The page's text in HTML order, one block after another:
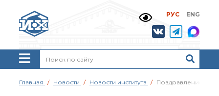
РУС ENG
Жизнь и выдающиеся
моменты научной
деятельности
Н. Д. Зелинского
История ИОХ РАН
Администрация
Главная Новости Новости института Поздравление с